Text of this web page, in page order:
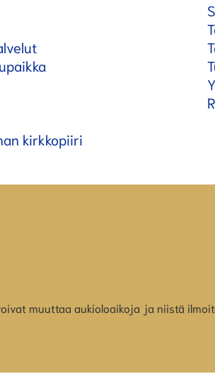
kirkkopiiri
muuttaa aukioloaikoja ja niistä